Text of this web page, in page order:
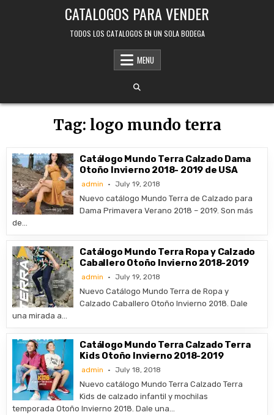
CATALOGOS PARA VENDER
TODOS LOS CATALOGOS EN UN SOLA BODEGA
MENU
Tag: logo mundo terra
Catálogo Mundo Terra Calzado Dama
Otoño Invierno 2018- 2019 de USA
admin July 19, 2018
Nuevo catálogo Mundo Terra de Calzado para
Dama Primavera Verano 2018 – 2019. Son más
de…
Catálogo Mundo Terra Ropa y Calzado
Caballero Otoño Invierno 2018-2019
admin July 19, 2018
Nuevo Catálogo Mundo Terra de Ropa y
Calzado Caballero Otoño Invierno 2018. Dale
una mirada a…
Catálogo Mundo Terra Calzado Terra
Kids Otoño Invierno 2018-2019
admin July 18, 2018
Nuevo catálogo Mundo Terra Calzado Terra
Kids de calzado infantil y mochilas
temporada Otoño Invierno 2018. Dale una…